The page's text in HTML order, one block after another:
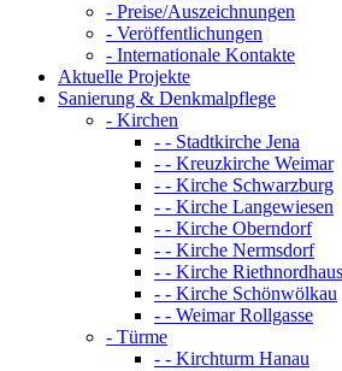
- Preise/Auszeichnungen
- Veröffentlichungen
- Internationale Kontakte
Aktuelle Projekte
Sanierung & Denkmalpflege
- Kirchen
- - Stadtkirche Jena
- - Kreuzkirche Weimar
- - Kirche Schwarzburg
- - Kirche Langewiesen
- - Kirche Oberndorf
- - Kirche Nermsdorf
- - Kirche
- - Kirche Schönwölkau
- - Weimar Rollgasse
- Türme
- - Kirchturm Hanau